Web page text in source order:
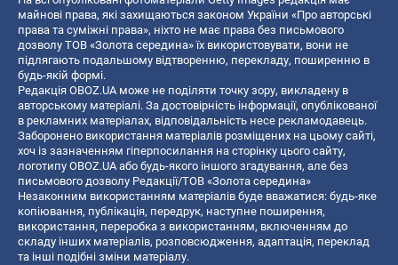
майнові права, які захищаються законом України «Про авторські
права та суміжні права», ніхто не має права без письмового
дозволу ТОВ «Золота середина» їх використовувати, вони не
підлягають подальшому відтворенню, перекладу, поширенню в
будь-якій формі.
Редакція OBOZ.UA може не поділяти точку зору, викладену в
авторському матеріалі. За достовірність інформації, опублікованої
в рекламних матеріалах, відповідальність несе рекламодавець.
Заборонено використання матеріалів розміщених на цьому сайті,
хоч із зазначенням гіперпосилання на сторінку цього сайту,
логотипу OBOZ.UA або будь-якого іншого згадування, але без
письмового дозволу Редакції/ТОВ «Золота середина»
Незаконним використанням матеріалів буде вважатися: будь-яке
копiювання, публiкацiя, передрук, наступне поширення,
використання, переробка з використанням, включенням до
складу інших матеріалів, розповсюдження, адаптація, переклад
та інші подібні зміни матеріалу.